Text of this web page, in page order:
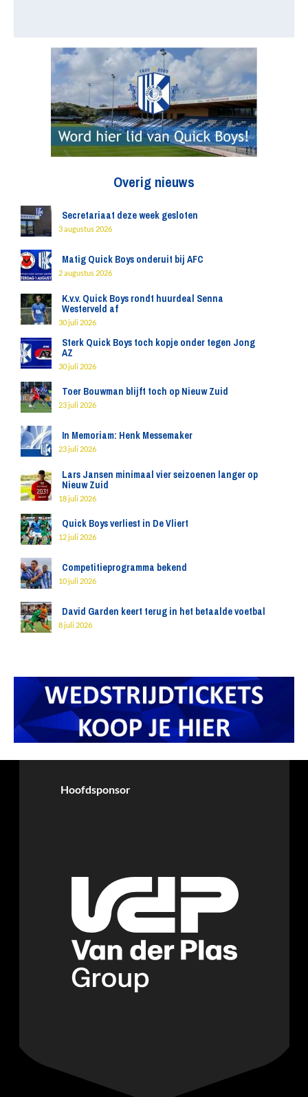
Overig nieuws
Secretariaat deze week gesloten
3 augustus 2026
Matig Quick Boys onderuit bij AFC
2 augustus 2026
K.v.v. Quick Boys rondt huurdeal Senna
Westerveld af
30 juli 2026
Sterk Quick Boys toch kopje onder tegen Jong
AZ
30 juli 2026
Toer Bouwman blijft toch op Nieuw Zuid
23 juli 2026
In Memoriam: Henk Messemaker
23 juli 2026
Lars Jansen minimaal vier seizoenen langer op
Nieuw Zuid
18 juli 2026
Quick Boys verliest in De Vliert
12 juli 2026
Competitieprogramma bekend
10 juli 2026
David Garden keert terug in het betaalde voetbal
8 juli 2026
Hoofdsponsor